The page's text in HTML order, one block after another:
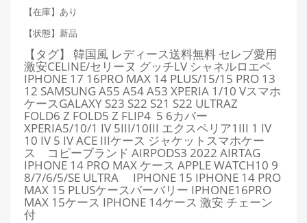
【在庫】あり
【状態】新品
【タグ】 韓国風 レディース送料無料 セレブ愛用
激安CELINE/セリーヌ グッチLV シャネルロエベ
IPHONE 17 16PRO MAX 14 PLUS/15/15 PRO 13
12 SAMSUNG A55 A54 A53 XPERIA 1/10 Vスマホ
ケースGALAXY S23 S22 S21 S22 ULTRAZ
FOLD6 Z FOLD5 Z FLIP4 5 6カバー
XPERIA5/10/1 IV 5III/10III エクスペリア1III 1 IV
10 IV 5 IV ACE IIIケース ジャケットスマホケー
ス コピーブランド AIRPODS3 2022 AIRTAG
IPHONE 14 PRO MAX ケース APPLE WATCH10 9
8/7/6/5/SE ULTRA IPHONE 15 IPHONE 14 PRO
MAX 15 PLUSケースバーバリー IPHONE16PRO
MAX 15ケース IPHONE 14ケース 激安 チェーン
付